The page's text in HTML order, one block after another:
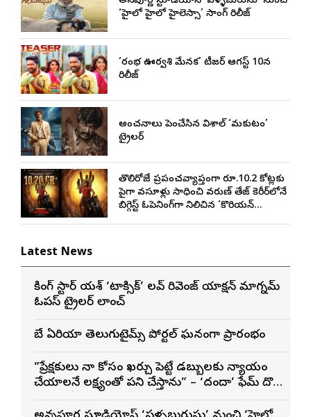
‘హైలో హైలో హైలెస్సా’ సాంగ్ రిలీజ్
‘రంభ ఊర్వశి మేనక’ టీజర్ ఆగస్ట్ 10న
రిలీజ్
అంచనాలు పెంచేసిన విశాల్ ‘మకుటం’
ట్రైలర్
తొలిరోజే ప్రపంచవ్యాప్తంగా రూ.10.2 కోట్లకు
పైగా వసూళ్లు సాధించి వరుణ్ తేజ్ కెరీర్‌లోనే
బిగ్గెస్ట్ ఓపెనింగ్‌గా నిలిచిన ‘కొరియన్
Latest News
రాకింగ్ స్టార్ యశ్ ‘టాక్సిక్’ లవ్ రివెంజ్ యాక్షన్ మాగ్నమ్
ఓపస్‌ ట్రైలర్ లాంచ్
బే ఏరియా తెలుగుటైమ్స్ పోర్టల్ ఘనంగా ప్రారంభం
”ప్రేక్షకులు నా కోసం ఖర్చు పెట్టే డబ్బులకు న్యాయం
చేయాలనే లక్ష్యంతో పని చేస్తాను” – ‘దందా’ ఫేమ్ దొర